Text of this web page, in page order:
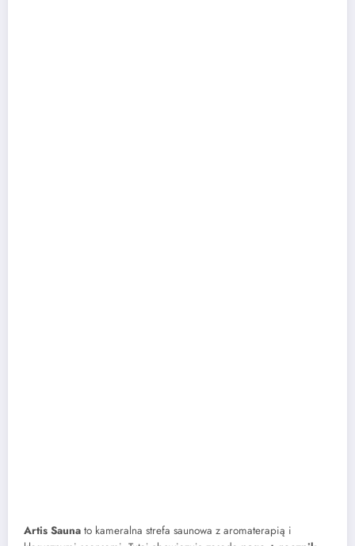
Artis Sauna to kameralna strefa saunowa z aromaterapią i